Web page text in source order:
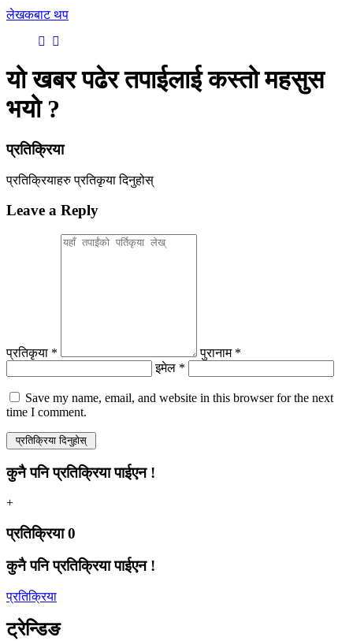
लेखकबाट थप
यो खबर पढेर तपाईलाई कस्तो महसुस
भयो ?
प्रतिक्रिया
प्रतिक्रियाहरुप्रतिकृया दिनुहोस्
Leave a Reply
प्रतिकृया *
पुरानाम *
इमेल *
Save my name, email, and website in this browser for the next
time I comment.
कुनै पनि प्रतिक्रिया पाईएन !
+
प्रतिक्रिया0
कुनै पनि प्रतिक्रिया पाईएन !
प्रतिक्रिया
ट्रेन्डिङ